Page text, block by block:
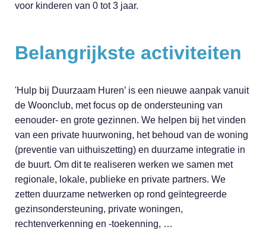
voor kinderen van 0 tot 3 jaar.
Belangrijkste activiteiten
'Hulp bij Duurzaam Huren’ is een nieuwe aanpak vanuit
de Woonclub, met focus op de ondersteuning van
eenouder- en grote gezinnen. We helpen bij het vinden
van een private huurwoning, het behoud van de woning
(preventie van uithuiszetting) en duurzame integratie in
de buurt. Om dit te realiseren werken we samen met
regionale, lokale, publieke en private partners. We
zetten duurzame netwerken op rond geïntegreerde
gezinsondersteuning, private woningen,
rechtenverkenning en -toekenning, …